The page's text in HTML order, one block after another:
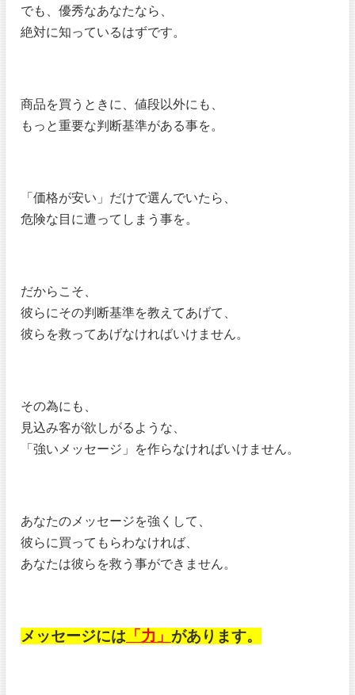
でも、優秀なあなたなら、
絶対に知っているはずです。
商品を買うときに、値段以外にも、
もっと重要な判断基準がある事を。
「価格が安い」だけで選んでいたら、
危険な目に遭ってしまう事を。
だからこそ、
彼らにその判断基準を教えてあげて、
彼らを救ってあげなければいけません。
その為にも、
見込み客が欲しがるような、
「強いメッセージ」を作らなければいけません。
あなたのメッセージを強くして、
彼らに買ってもらわなければ、
あなたは彼らを救う事ができません。
メッセージには 「力」があります。